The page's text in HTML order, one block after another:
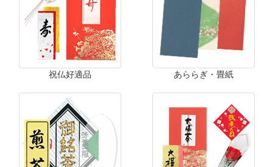
祝仏好適品 あららぎ・畳紙